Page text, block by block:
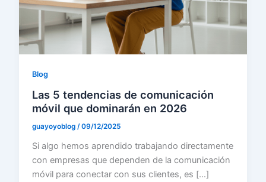
Blog
Las 5 tendencias de comunicación
móvil que dominarán en 2026
guayoyoblog/09/12/2025
Si algo hemos aprendido trabajando directamente
con empresas que dependen de la comunicación
móvil para conectar con sus clientes, es […]